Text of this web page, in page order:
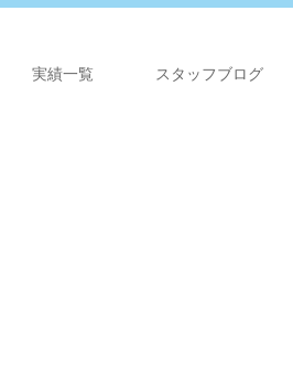
実績一覧 スタッフブログ